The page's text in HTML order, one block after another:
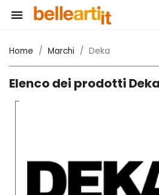

Home Marchi Deka
Elenco dei prodotti Deka